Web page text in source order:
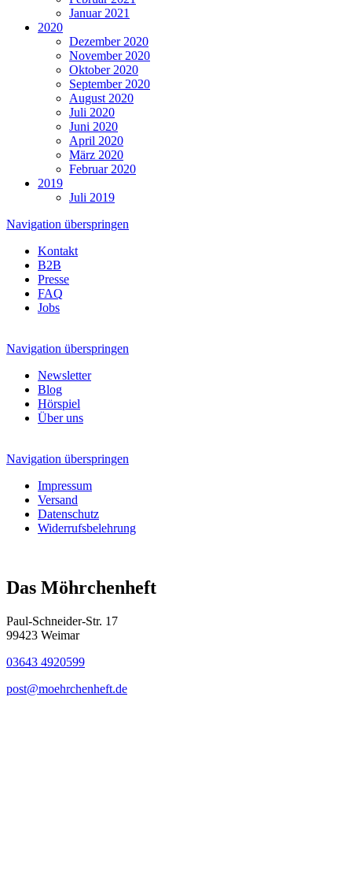
Januar 2021
2020
Dezember 2020
November 2020
Oktober 2020
September 2020
August 2020
Juli 2020
Juni 2020
April 2020
März 2020
Februar 2020
2019
Juli 2019
Navigation überspringen
Kontakt
B2B
Presse
FAQ
Jobs
Navigation überspringen
Newsletter
Blog
Hörspiel
Über uns
Navigation überspringen
Impressum
Versand
Datenschutz
Widerrufsbelehrung
Das Möhrchenheft
Paul-Schneider-Str. 17
99423 Weimar
03643 4920599
post@moehrchenheft.de